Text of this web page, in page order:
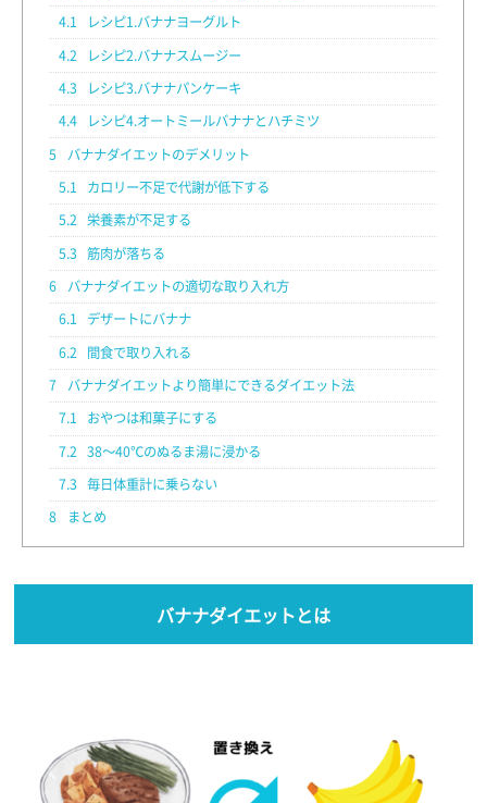
4.1
レシピ1.バナナヨーグルト
4.2
レシピ2.バナナスムージー
4.3
レシピ3.バナナパンケーキ
4.4
レシピ4.オートミールバナナとハチミツ
5
バナナダイエットのデメリット
5.1
カロリー不足で代謝が低下する
5.2 栄養素が不足する
5.3 筋肉が落ちる
6
バナナダイエットの適切な取り入れ方
6.1
デザートにバナナ
6.2 間食で取り入れる
7
バナナダイエットより簡単にできるダイエット法
7.1
おやつは和菓子にする
7.2 38～40℃のぬるま湯に浸かる
7.3 毎日体重計に乗らない
8
まとめ
バナナダイエットとは